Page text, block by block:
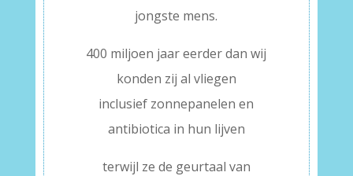
jongste mens.
400 miljoen jaar eerder dan wij
konden zij al vliegen
inclusief zonnepanelen en
antibiotica in hun lijven
terwijl ze de geurtaal van